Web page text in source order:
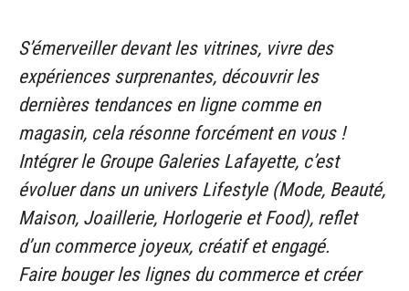
S’émerveiller devant les vitrines, vivre des
expériences surprenantes, découvrir les
dernières tendances en ligne comme en
magasin, cela résonne forcément en vous !
Intégrer le Groupe Galeries Lafayette, c’est
évoluer dans un univers Lifestyle (Mode, Beauté,
Maison, Joaillerie, Horlogerie et Food), reflet
d’un commerce joyeux, créatif et engagé.
Faire bouger les lignes du commerce et créer